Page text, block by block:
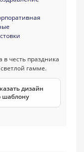
дизайн
шаблону